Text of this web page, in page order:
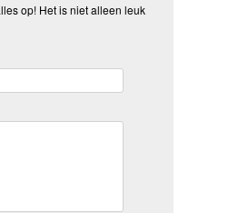
op! Het is niet alleen leuk